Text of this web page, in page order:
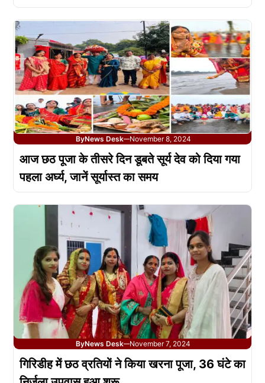
ByNews Desk—November 8, 2024
आज छठ पूजा के तीसरे दिन डूबते सूर्य देव को दिया गया
पहला अर्घ्य, जानें सूर्यास्त का समय
ByNews Desk—November 7, 2024
गिरिडीह में छठ व्रतियों ने किया खरना पूजा, 36 घंटे का